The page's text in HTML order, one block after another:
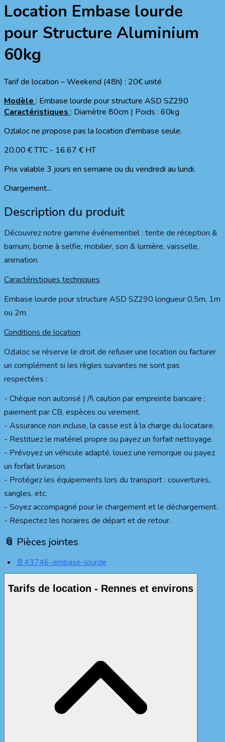
Location Embase lourde
pour Structure Aluminium
60kg
Tarif de location – Weekend (48h) : 20€ unité
Modèle : Embase lourde pour structure ASD SZ290
Caractéristiques : Diamètre 80cm | Poids : 60kg
Ozlaloc ne propose pas la location d'embase seule.
20.00 € TTC - 16.67 € HT
Prix valable 3 jours en semaine ou du vendredi au lundi.
Chargement...
Description du produit
Découvrez notre gamme événementiel : tente de réception &
barnum, borne à selfie, mobilier, son & lumière, vaisselle,
animation.
Caractéristiques techniques
Embase lourde pour structure ASD SZ290 longueur 0,5m, 1m
ou 2m.
Conditions de location
Ozlaloc se réserve le droit de refuser une location ou facturer
un complément si les règles suivantes ne sont pas
respectées :
- Chèque non autorisé | /!\ caution par empreinte bancaire ;
paiement par CB, espèces ou virement.
- Assurance non incluse, la casse est à la charge du locataire.
- Restituez le matériel propre ou payez un forfait nettoyage.
- Prévoyez un véhicule adapté, louez une remorque ou payez
un forfait livraison.
- Protégez les équipements lors du transport : couvertures,
sangles, etc.
- Soyez accompagné pour le chargement et le déchargement.
- Respectez les horaires de départ et de retour.
📎 Pièces jointes
📄43746-embase-lourde
Tarifs de location - Rennes et environs